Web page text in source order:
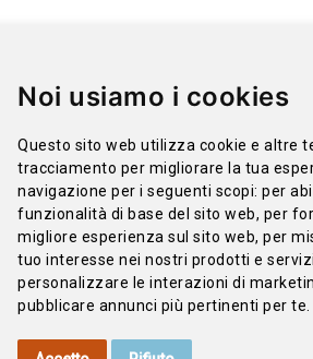
Noi usiamo i cookies
Questo sito web utilizza cookie e altre
tracciamento per migliorare la tua
navigazione per i seguenti scopi:per
funzionalità di base del sito web, per
migliore esperienza sul sito web,per
tuo interesse nei nostri prodotti e
personalizzare le interazioni di
pubblicare annunci più pertinenti per te